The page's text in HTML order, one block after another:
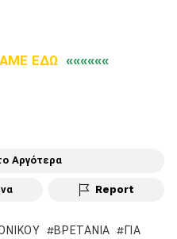
ΕΔΩ ««««««
Αργότερα
Report
ΒΡΕΤΑΝΊΑ
ΓΙΑ